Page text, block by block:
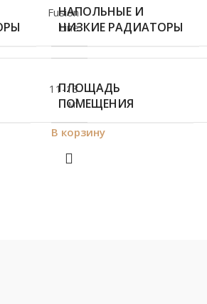
Fusion
Line
11-13
м²
НАПОЛЬНЫЕ И
НИЗКИЕ РАДИАТОРЫ
ПЛОЩАДЬ
ПОМЕЩЕНИЯ
В корзину